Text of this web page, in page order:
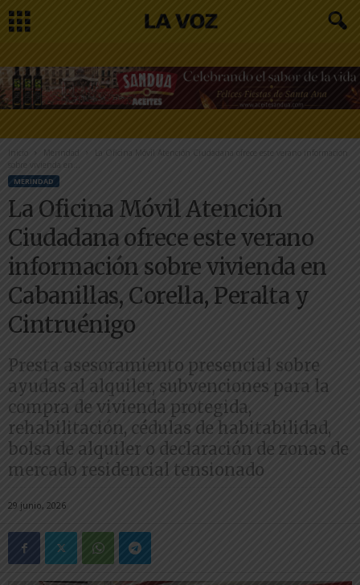
Inicio
La Oficina Móvil Atención Ciudadana ofrece este verano información
sobre vivienda en...
MERINDAD
La Oficina Móvil Atención
Ciudadana ofrece este verano
información sobre vivienda en
Cabanillas, Corella, Peralta y
Cintruénigo
Presta asesoramiento presencial sobre
ayudas al alquiler, subvenciones para la
compra de vivienda protegida,
rehabilitación, cédulas de habitabilidad,
bolsa de alquiler o declaración de zonas de
mercado residencial tensionado
29 junio, 2026